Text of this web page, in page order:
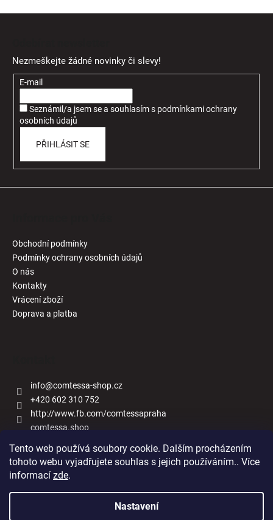
Tento web používá soubory cookie. Dalším procházením
tohoto webu vyjadřujete souhlas s jejich používáním.. Více
informací zde.
Nastavení
Nezmeškejte žádné novinky či slevy!
E-mail
Seznámil/a jsem se a souhlasíms podmínkami ochrany
osobních údajů
PŘIHLÁSIT SE
Obchodní podmínky
Podmínky ochrany osobních údajů
O nás
Kontakty
Vrácení zboží
Doprava a platba
info@comtessa-shop.cz
+420 602 310 752
http://www.fb.com/comtessapraha
comtessa.shop